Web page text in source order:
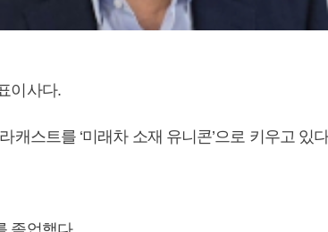
이사다.
캐스트를 ‘미래차 소재 유니콘’으로 키우고 있